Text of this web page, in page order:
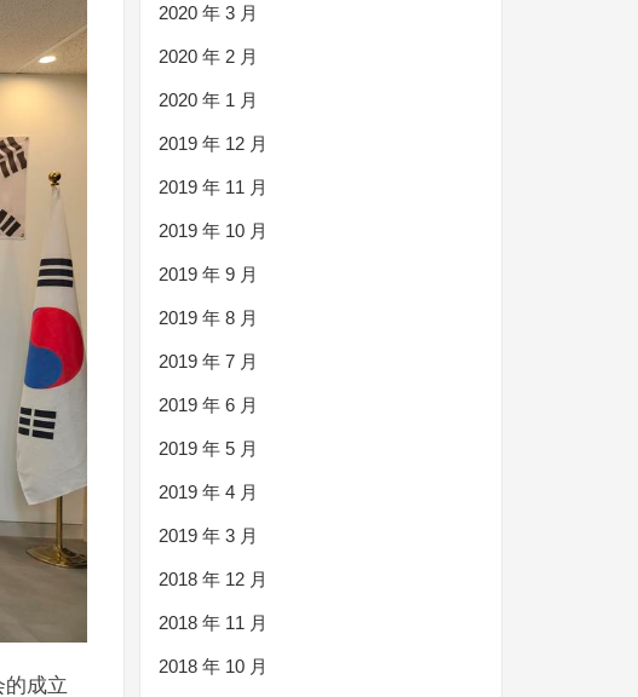
的成立
2020 年 3 月
2020 年 2 月
2020 年 1 月
2019 年 12 月
2019 年 11 月
2019 年 10 月
2019 年 9 月
2019 年 8 月
2019 年 7 月
2019 年 6 月
2019 年 5 月
2019 年 4 月
2019 年 3 月
2018 年 12 月
2018 年 11 月
2018 年 10 月